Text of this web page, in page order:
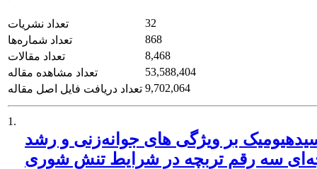
تعداد نشریات
32
تعداد شماره‌ها
868
تعداد مقالات
8,468
تعداد مشاهده مقاله
53,588,404
تعداد دریافت فایل اصل مقاله 9,702,064
1.
بر ویژگی های جوانه‌زنی و رشد
سه رقم تربچه در شرایط تنش شوری